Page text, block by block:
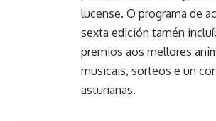
lucense. O programa de
sexta edición tamén
premios aos mellores
musicais, sorteos e un
asturianas.